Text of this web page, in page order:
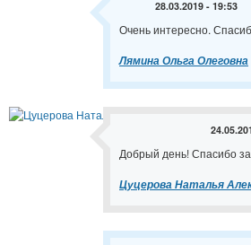
28.03.2019 - 19:53
Очень интересно.
Лямина Ольга Олеговна
Добрый день! Спасибо
Цуцерова Наталья